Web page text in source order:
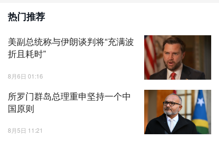
热门推荐
美副总统称与伊朗谈判将“充满波
折且耗时”
8月6日 01:16
所罗门群岛总理重申坚持一个中
国原则
8月5日 11:21